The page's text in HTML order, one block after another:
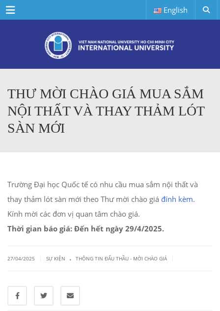
Menu English
THƯ MỜI CHÀO GIÁ MUA SẮM
NỘI THẤT VÀ THAY THẢM LÓT
SÀN MỚI
Trường Đại học Quốc tế có nhu cầu mua sắm nội thất và
thay thảm lót sàn mới theo Thư mời chào giá đính kèm.
Kính mời các đơn vị quan tâm chào giá.
Thời gian báo giá: Đến hết ngày 29/4/2025.
27/04/2025 SỰ KIỆN . THÔNG TIN ĐẤU THẦU - MỜI CHÀO GIÁ